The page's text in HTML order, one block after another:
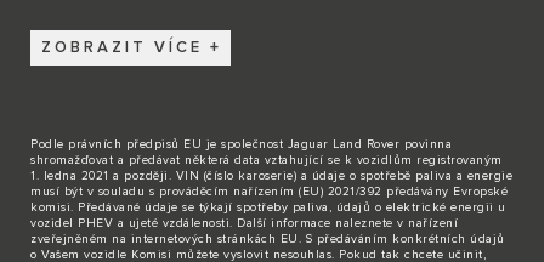
ZOBRAZIT VÍCE
Podle právních předpisů EU je společnost Jaguar Land Rover povinna
shromažďovat a předávat některá data vztahující se k vozidlům registrovaným
1. ledna 2021 a později. VIN (číslo karoserie) a údaje o spotřebě paliva a energie
musí být v souladu s prováděcím nařízením (EU) 2021/392 předávány Evropské
komisi. Předávané údaje se týkají spotřeby paliva, údajů o elektrické energii u
vozidel PHEV a ujeté vzdálenosti. Další informace naleznete v nařízení
zveřejněném na internetových stránkách EU. S předáváním konkrétních údajů
o Vašem vozidle Komisi můžete vyslovit nesouhlas. Pokud tak chcete učinit,